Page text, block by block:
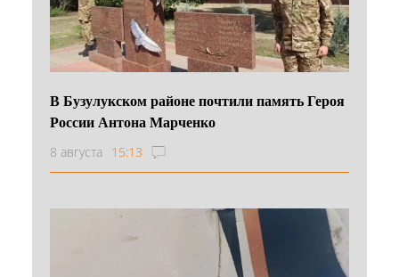
В Бузулукском районе почтили память Героя
России Антона Марченко
8 августа 15:13